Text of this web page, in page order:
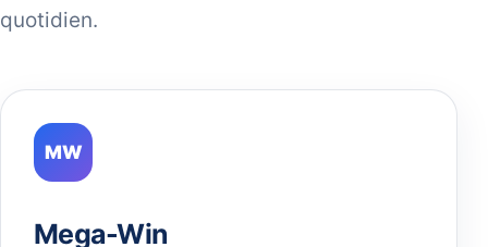
quotidien.
MW
Mega-Win